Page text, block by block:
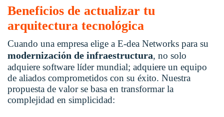
Beneficios de actualizar tu
arquitectura tecnológica
Cuando una empresa elige a E-dea Networks para su
modernización de infraestructura, no solo
adquiere software líder mundial; adquiere un equipo
de aliados comprometidos con su éxito. Nuestra
propuesta de valor se basa en transformar la
complejidad en simplicidad: